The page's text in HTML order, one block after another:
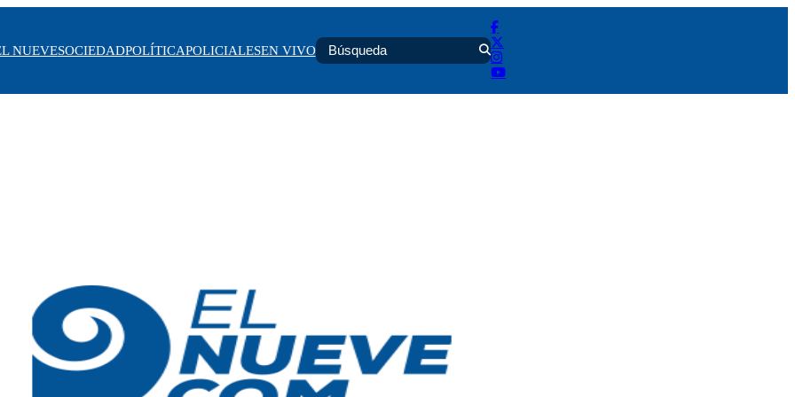
NUEVESOCIEDADPOLÍTICAPOLICIALESEN VIVO